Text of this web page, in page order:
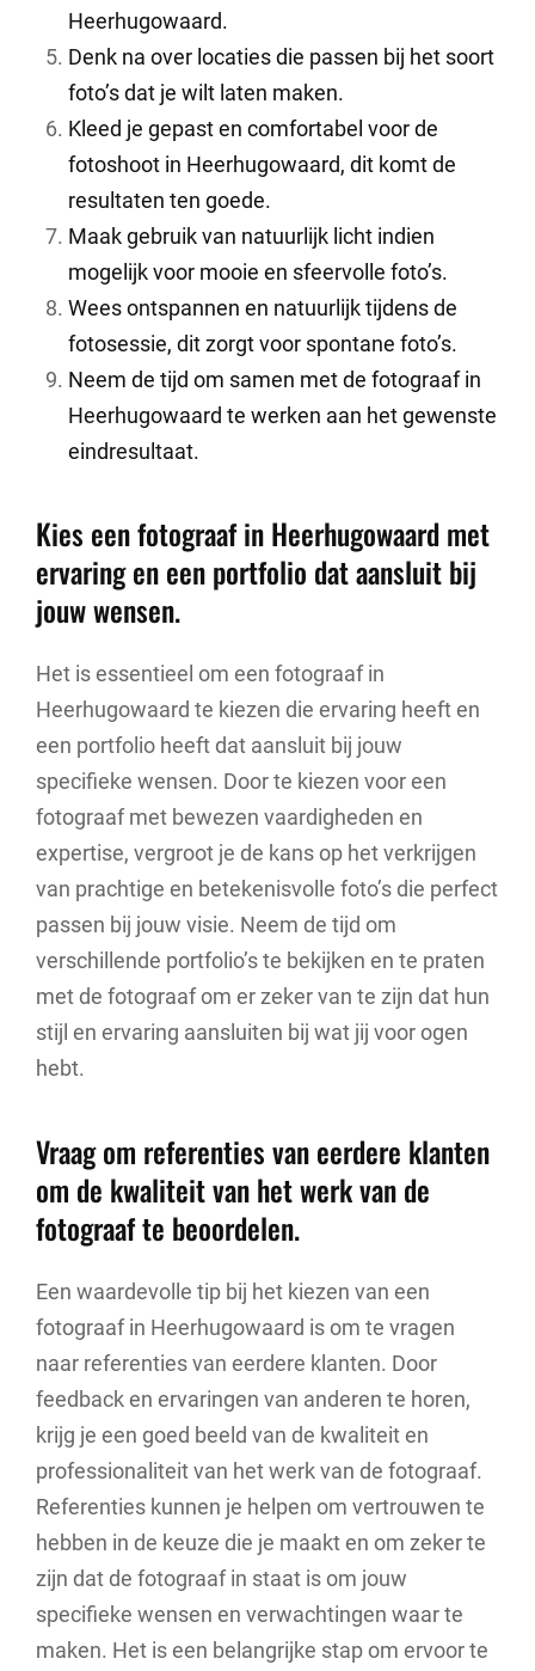
Heerhugowaard.
Denk na over locaties die passen bij het soort
foto’s dat je wilt laten maken.
Kleed je gepast en comfortabel voor de
fotoshoot in Heerhugowaard, dit komt de
resultaten ten goede.
Maak gebruik van natuurlijk licht indien
mogelijk voor mooie en sfeervolle foto’s.
Wees ontspannen en natuurlijk tijdens de
fotosessie, dit zorgt voor spontane foto’s.
Neem de tijd om samen met de fotograaf in
Heerhugowaard te werken aan het gewenste
eindresultaat.
Kies een fotograaf in Heerhugowaard met
ervaring en een portfolio dat aansluit bij
jouw wensen.
Het is essentieel om een fotograaf in
Heerhugowaard te kiezen die ervaring heeft en
een portfolio heeft dat aansluit bij jouw
specifieke wensen. Door te kiezen voor een
fotograaf met bewezen vaardigheden en
expertise, vergroot je de kans op het verkrijgen
van prachtige en betekenisvolle foto’s die perfect
passen bij jouw visie. Neem de tijd om
verschillende portfolio’s te bekijken en te praten
met de fotograaf om er zeker van te zijn dat hun
stijl en ervaring aansluiten bij wat jij voor ogen
hebt.
Vraag om referenties van eerdere klanten
om de kwaliteit van het werk van de
fotograaf te beoordelen.
Een waardevolle tip bij het kiezen van een
fotograaf in Heerhugowaard is om te vragen
naar referenties van eerdere klanten. Door
feedback en ervaringen van anderen te horen,
krijg je een goed beeld van de kwaliteit en
professionaliteit van het werk van de fotograaf.
Referenties kunnen je helpen om vertrouwen te
hebben in de keuze die je maakt en om zeker te
zijn dat de fotograaf in staat is om jouw
specifieke wensen en verwachtingen waar te
maken. Het is een belangrijke stap om ervoor te